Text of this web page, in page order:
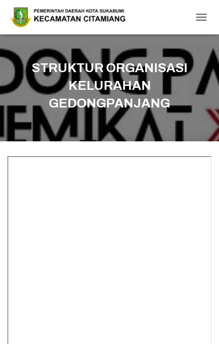
O
E
N
A
O
STRUKTUR ORGANISASI
KELURAHAN
GEDONGPANJANG